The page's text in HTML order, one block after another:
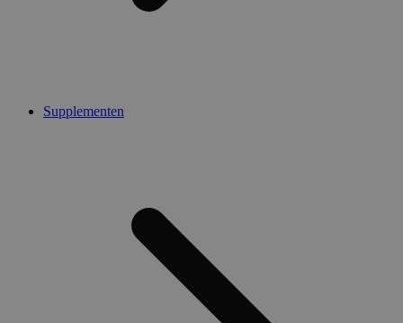
Supplementen